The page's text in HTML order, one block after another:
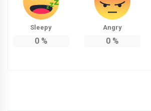
Sleepy
0%
Angry
0%